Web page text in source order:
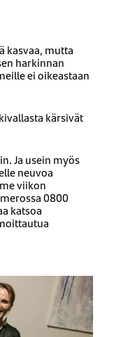
kasvaa, mutta
harkinnan
ei oikeastaan
kärsivät
Ja usein myös
neuvoa
viikon
0800
katsoa